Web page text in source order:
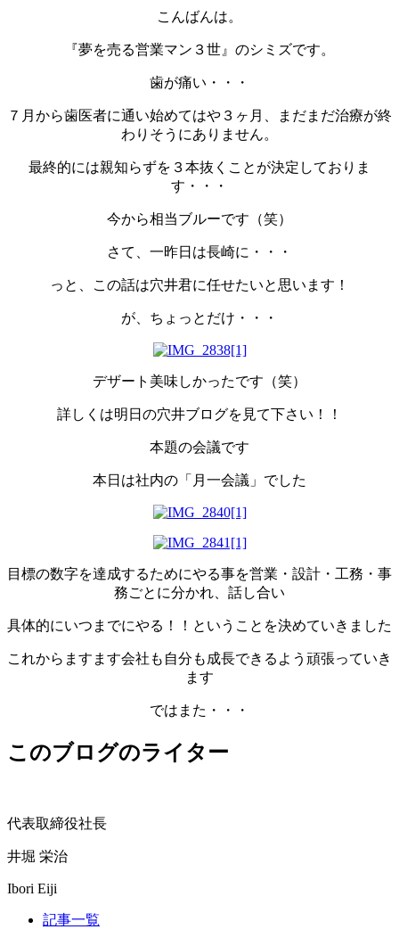
こんばんは。
『夢を売る営業マン３世』のシミズです。
歯が痛い・・・
７月から歯医者に通い始めてはや３ヶ月、まだまだ治療が終
わりそうにありません。
最終的には親知らずを３本抜くことが決定しておりま
す・・・
今から相当ブルーです（笑）
さて、一昨日は長崎に・・・
っと、この話は穴井君に任せたいと思います！
が、ちょっとだけ・・・
デザート美味しかったです（笑）
詳しくは明日の穴井ブログを見て下さい！！
本題の会議です
本日は社内の「月一会議」でした
目標の数字を達成するためにやる事を営業・設計・工務・事
務ごとに分かれ、話し合い
具体的にいつまでにやる！！ということを決めていきました
これからますます会社も自分も成長できるよう頑張っていき
ます
ではまた・・・
このブログのライター
代表取締役社長
井堀 栄治
Ibori Eiji
記事一覧